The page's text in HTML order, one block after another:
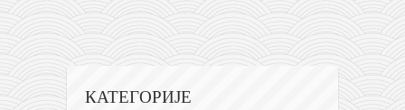
историја каратеа
бубиши
карате
КАТЕГОРИЈЕ